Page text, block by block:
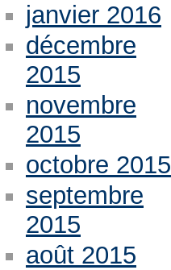
janvier 2016
décembre
2015
novembre
2015
octobre 2015
septembre
2015
août 2015